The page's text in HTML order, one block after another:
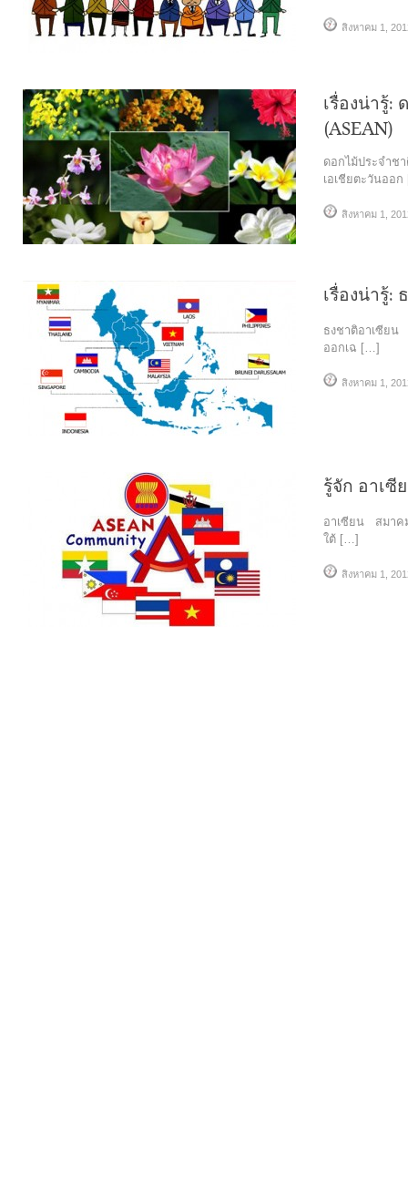
สิงหาคม 1,
เรื่องน่ารู้:
(ASEAN)
ดอกไม้ประจำช
เอเชียตะวันออ
สิงหาคม 1,
เรื่องน่ารู้:
ธงชาติอาเซียน
ออกเฉ […]
สิงหาคม 1,
รู้จัก อาเซี
อาเซียน สมาค
ใต้ […]
สิงหาคม 1,